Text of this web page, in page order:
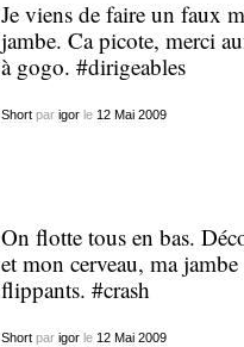
Je viens de faire un faux
jambe. Ca picote, merci
à gogo. #dirigeables
Shortpar igorle 12 Mai 2009
On flotte tous en bas.
et mon cerveau, ma
flippants. #crash
Shortpar igorle 12 Mai 2009